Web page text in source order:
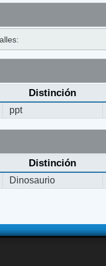
Distinción
ppt
Distinción
Dinosaurio